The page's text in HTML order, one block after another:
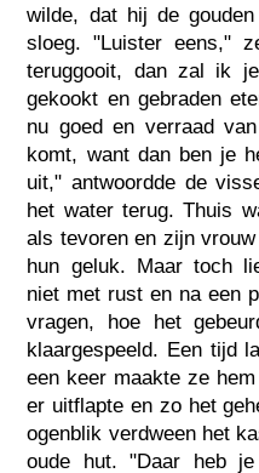
wilde, dat hij de
sloeg. "Luister eens,"
teruggooit, dan zal ik
gekookt en gebraden
nu goed en verraad
komt, want dan ben je
uit," antwoordde de
het water terug. Thuis
als tevoren en zijn
hun geluk. Maar toch
niet met rust en na een
vragen, hoe het
klaargespeeld. Een tijd
een keer maakte ze
er uitflapte en zo het
ogenblik verdween het
oude hut. "Daar heb